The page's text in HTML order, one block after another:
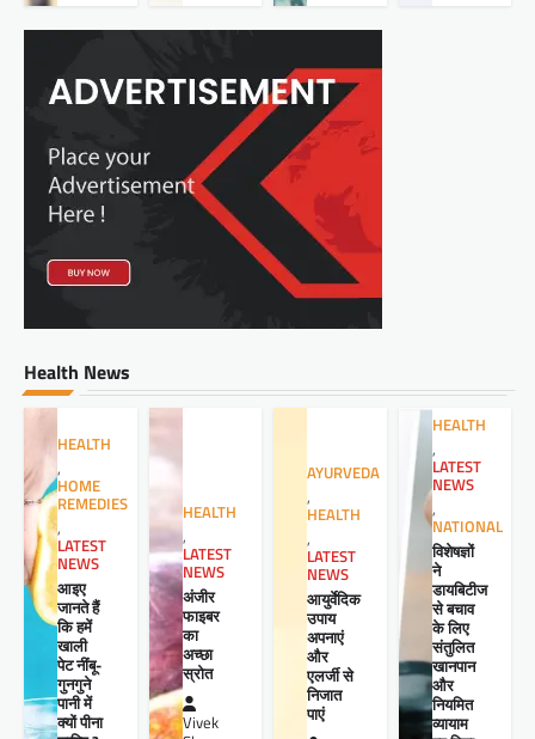
Health News
HEALTH
,
HOME
REMEDIES
,
LATEST
NEWS
आइए
जानते हैं
कि हमें
खाली
पेट नींबू-
गुनगुने
पानी में
क्यों पीना
HEALTH
,
LATEST
NEWS
अंजीर
फाइबर
का
अच्छा
स्रोत
Vivek
AYURVEDA
,
HEALTH
,
LATEST
NEWS
आयुर्वेदिक
उपाय
अपनाएं
और
एलर्जी से
निजात
पाएं
HEALTH
,
LATEST
NEWS
,
NATIONAL
विशेषज्ञों
ने
डायबिटीज
से बचाव
के लिए
संतुलित
खानपान
और
नियमित
व्यायाम